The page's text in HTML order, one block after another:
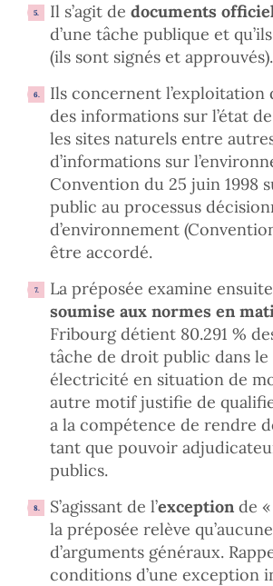
Il s’agit de documents
d’une tâche publique et
(ils sont signés et approuvés).
Ils concernent l’exploitation
des informations sur l’état
les sites naturels entre
d’informations sur
Convention du 25 juin 1998
public au processus
d’environnement
être accordé.
La préposée examine
soumise aux normes en
Fribourg détient 80.291 %
tâche de droit public dans
électricité en situation de
autre motif justifie de
a la compétence de rendre
tant que pouvoir
publics.
S’agissant de l’exception de
la préposée relève
d’arguments généraux.
conditions d’une exception